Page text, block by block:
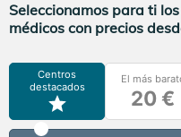
Seleccionamos para ti
médicos con precios
Centros
destacados
El más
20 €